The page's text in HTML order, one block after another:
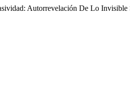
Autorrevelación De Lo Invisible